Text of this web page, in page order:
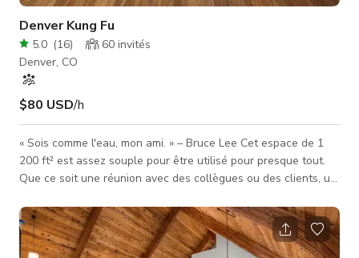
Denver Kung Fu
5.0 (16) 60 invités
Denver, CO
$80 USD/h
« Sois comme l'eau, mon ami. » – Bruce Lee Cet espace de 1
200 ft² est assez souple pour être utilisé pour presque tout.
Que ce soit une réunion avec des collègues ou des clients, un
votre art, ou un lieu pour accueillir quelques amis pour une
réunion nécessitant un peu plus d'espace, cet endroit est
parfait pour une installation facile et une esthétique